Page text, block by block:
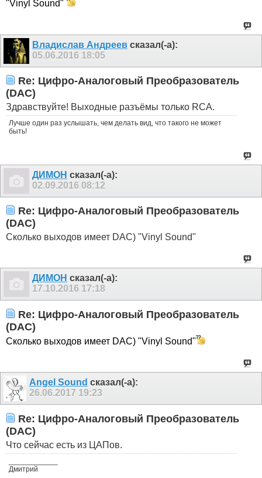
"Vinyl Sound"
Владислав Андреев сказал(-а):
05.06.2016 18:05
Re: Цифро-Аналоговый Преобразователь
(DAC)
Здравствуйте! Выходные разъёмы только RCA.
Лучше один раз услышать, чем делать вид, что такого не может
быть!
ДИМОН сказал(-а):
02.09.2016 08:12
Re: Цифро-Аналоговый Преобразователь
(DAC)
Сколько выходов имеет DAC) "Vinyl Sound"
ДИМОН сказал(-а):
17.10.2016 17:18
Re: Цифро-Аналоговый Преобразователь
(DAC)
Сколько выходов имеет DAC) "Vinyl Sound"
Angel Sound сказал(-а):
26.06.2017 19:23
Re: Цифро-Аналоговый Преобразователь
(DAC)
Что сейчас есть из ЦАПов.
Дмитрий